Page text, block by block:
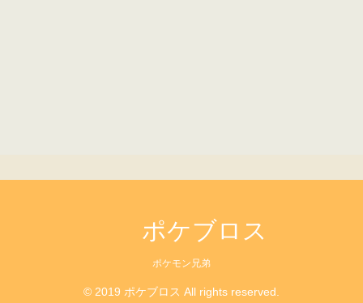
ポケブロス
ポケモン兄弟
© 2019 ポケブロス All rights reserved.